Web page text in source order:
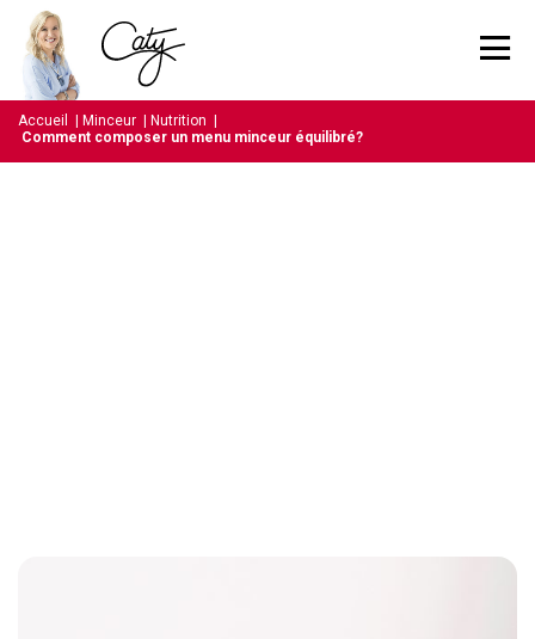
Accueil Minceur Nutrition
Comment composer un menu minceur équilibré?